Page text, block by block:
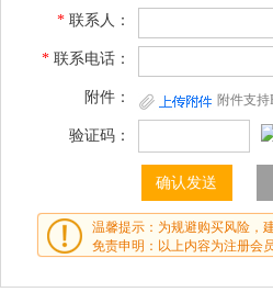
* 联系人：
* 联系电话：
附件： 附件支持
验证码：
温馨提示：为规避购买风险，
免责申明：以上内容为注册会